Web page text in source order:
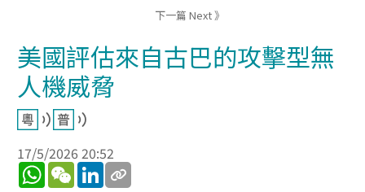
下一篇 Next 》
美國評估來自古巴的攻擊型無
人機威脅
17/5/2026 20:52
WhatsApp
WeChatLinkedIn